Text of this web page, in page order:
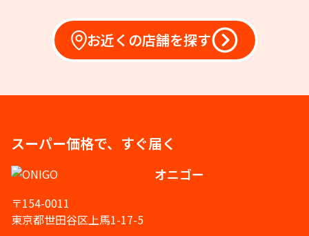
お近くの店舗を探す
スーパー価格で、すぐ届く
オニゴー
〒154-0011
東京都世田谷区上馬1-17-5